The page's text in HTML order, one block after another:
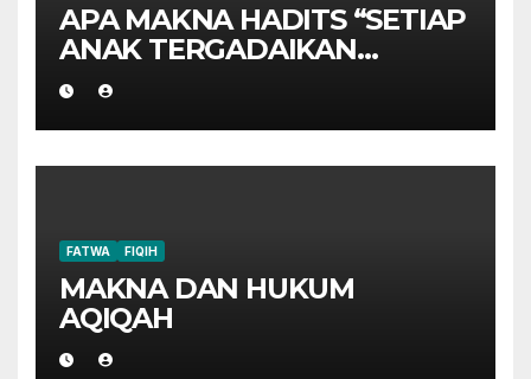
APA MAKNA HADITS “SETIAP
ANAK TERGADAIKAN
DENGAN AQIQAHNYA”?
FATWA FIQIH
MAKNA DAN HUKUM
AQIQAH